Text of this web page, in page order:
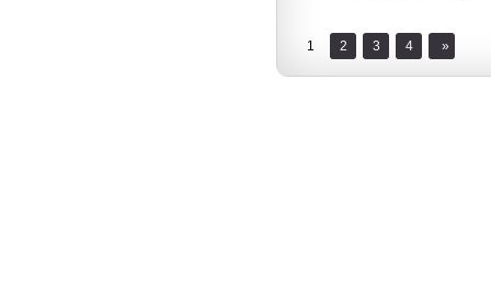
1 2 3 4 »